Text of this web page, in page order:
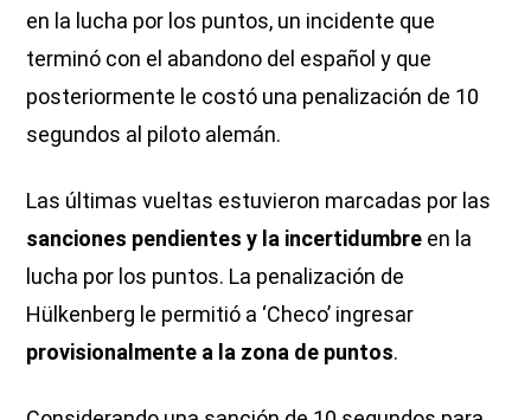
en la lucha por los puntos, un incidente que
terminó con el abandono del español y que
posteriormente le costó una penalización de 10
segundos al piloto alemán.
Las últimas vueltas estuvieron marcadas por las
sanciones pendientes y la incertidumbre en la
lucha por los puntos. La penalización de
Hülkenberg le permitió a ‘Checo’ ingresar
provisionalmente a la zona de puntos.